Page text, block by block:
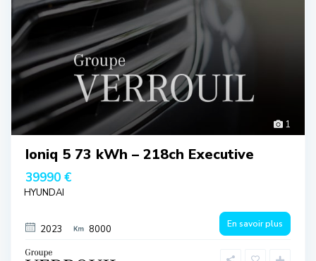
1
Ioniq 5 73 kWh – 218ch Executive
39990 €
HYUNDAI
2023 8000 En savoir plus